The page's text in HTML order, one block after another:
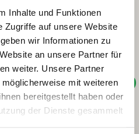
Inhalte und Funktionen
Zugriffe auf unsere Website
wir Informationen zu
an unsere Partner für
weiter. Unsere Partner
mit weiteren
bereitgestellt haben oder
der Dienste gesammelt